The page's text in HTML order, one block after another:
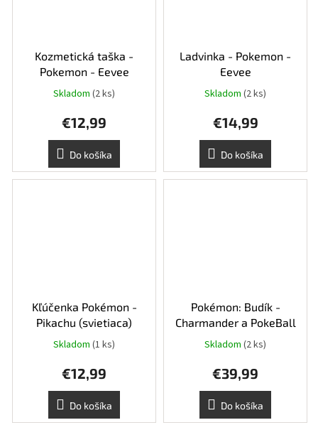
Kozmetická taška -
Pokemon - Eevee
Skladom (2 ks)
€12,99
Do košíka
Ladvinka - Pokemon -
Eevee
Skladom (2 ks)
€14,99
Do košíka
Kľúčenka Pokémon -
Pikachu (svietiaca)
Skladom (1 ks)
€12,99
Do košíka
Pokémon: Budík -
Charmander a PokeBall
Skladom (2 ks)
€39,99
Do košíka